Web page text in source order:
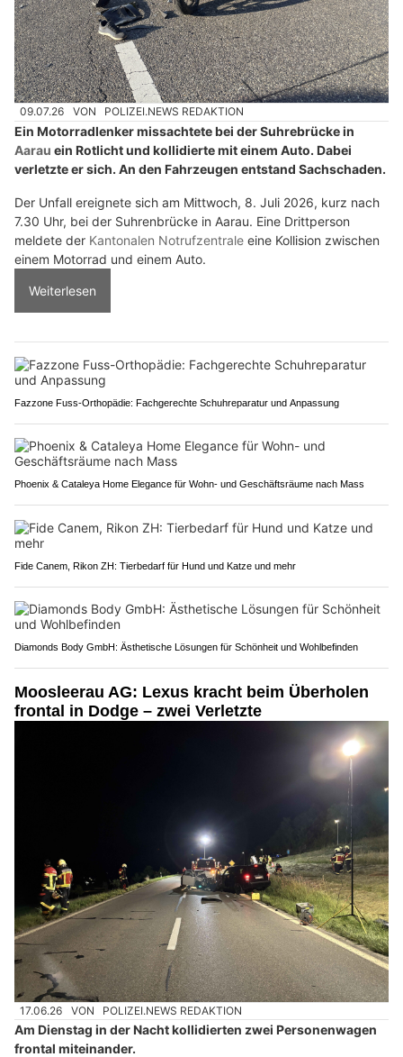
09.07.26 VON POLIZEI.NEWS REDAKTION
Ein Motorradlenker missachtete bei der Suhrebrücke in
Aarau ein Rotlicht und kollidierte mit einem Auto. Dabei
verletzte er sich. An den Fahrzeugen entstand Sachschaden.
Der Unfall ereignete sich am Mittwoch, 8. Juli 2026, kurz nach
7.30 Uhr, bei der Suhrenbrücke in Aarau. Eine Drittperson
meldete der Kantonalen Notrufzentrale eine Kollision zwischen
einem Motorrad und einem Auto.
Weiterlesen
Fazzone Fuss-Orthopädie: Fachgerechte Schuhreparatur und Anpassung
Phoenix & Cataleya Home Elegance für Wohn- und Geschäftsräume nach Mass
Fide Canem, Rikon ZH: Tierbedarf für Hund und Katze und mehr
Diamonds Body GmbH: Ästhetische Lösungen für Schönheit und Wohlbefinden
Moosleerau AG: Lexus kracht beim Überholen
frontal in Dodge – zwei Verletzte
17.06.26 VON POLIZEI.NEWS REDAKTION
Am Dienstag in der Nacht kollidierten zwei Personenwagen
frontal miteinander.